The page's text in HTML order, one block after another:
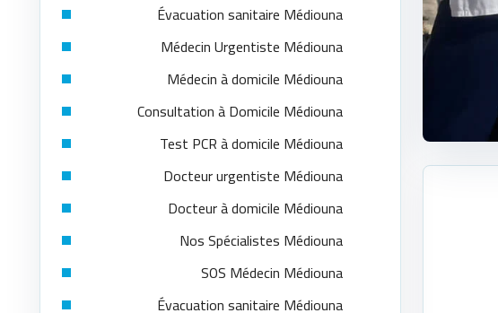
Évacuation sanitaire Médiouna
Médecin Urgentiste Médiouna
Médecin à domicile Médiouna
Consultation à Domicile Médiouna
Test PCR à domicile Médiouna
Docteur urgentiste Médiouna
Docteur à domicile Médiouna
Nos Spécialistes Médiouna
SOS Médecin Médiouna
Évacuation sanitaire Médiouna